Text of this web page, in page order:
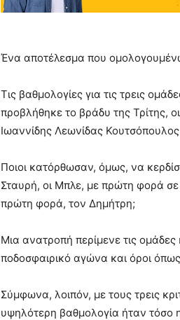
Ένα αποτέλεσμα που
Tις βαθμολογίες για τις τρεις
προβλήθηκε το βράδυ της Τρίτης,
Ιωαννίδης Λεωνίδας
Ποιοι κατόρθωσαν, όμως, να
Σταυρή, οι Μπλε, με πρώτη φορά σε
πρώτη φορά, τον Δημήτρη;
Μια ανατροπή περίμενε τις
ποδοσφαιρικό αγώνα και όροι όπως
Σύμφωνα, λοιπόν, με τους τρεις
υψηλότερη βαθμολογία ήταν τόσο